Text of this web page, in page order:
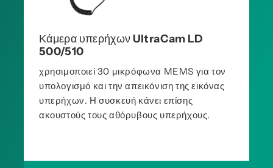
Κάμερα υπερήχων UltraCam LD
500/510
χρησιμοποιεί 30 μικρόφωνα MEMS για τον
υπολογισμό και την απεικόνιση της εικόνας
υπερήχων. Η συσκευή κάνει επίσης
ακουστούς τους αθόρυβους υπερήχους.